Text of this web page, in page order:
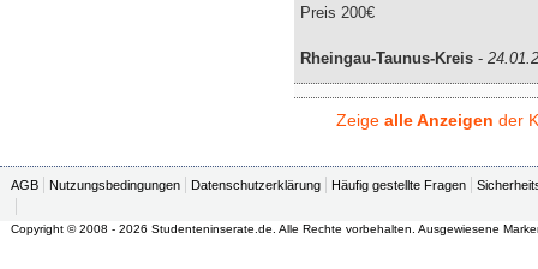
Preis 200€
Rheingau-Taunus-Kreis -
Zeige alle Anzeigen der
AGB Nutzungsbedingungen Datenschutzerklärung Häufig gestellte Fragen
Copyright © 2008 - 2026 Studenteninserate.de. Alle Rechte vorbehalten. Ausgewiesene